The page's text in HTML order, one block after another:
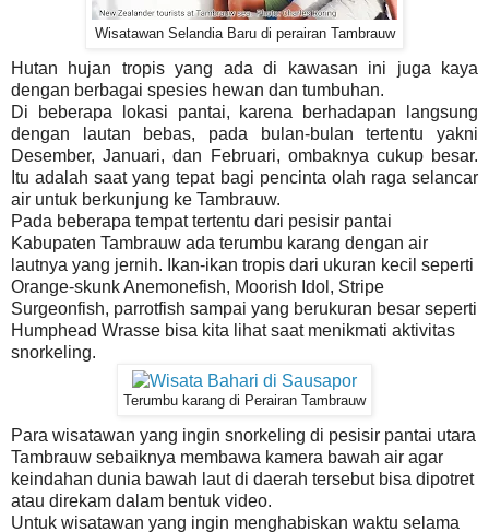
Wisatawan Selandia Baru di perairan Tambrauw
Hutan hujan tropis yang ada di kawasan ini juga kaya
dengan berbagai spesies hewan dan tumbuhan.
Di beberapa lokasi pantai, karena berhadapan langsung
dengan lautan bebas, pada bulan-bulan tertentu yakni
Desember, Januari, dan Februari, ombaknya cukup besar.
Itu adalah saat yang tepat bagi pencinta olah raga selancar
air untuk berkunjung ke Tambrauw.
Pada beberapa tempat tertentu dari pesisir pantai
Kabupaten Tambrauw ada terumbu karang dengan air
lautnya yang jernih. Ikan-ikan tropis dari ukuran kecil seperti
Orange-skunk Anemonefish, Moorish Idol, Stripe
Surgeonfish, parrotfish sampai yang berukuran besar seperti
Humphead Wrasse bisa kita lihat saat menikmati aktivitas
snorkeling.
Terumbu karang di Perairan Tambrauw
Para wisatawan yang ingin snorkeling di pesisir pantai utara
Tambrauw sebaiknya membawa kamera bawah air agar
keindahan dunia bawah laut di daerah tersebut bisa dipotret
atau direkam dalam bentuk video.
Untuk wisatawan yang ingin menghabiskan waktu selama